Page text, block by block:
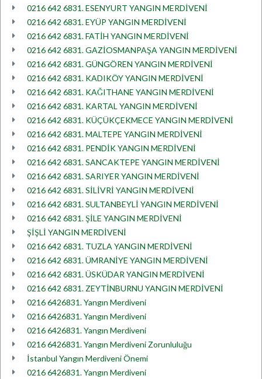
0216 642 6831. ESENYURT YANGIN MERDİVENİ
0216 642 6831. EYÜP YANGIN MERDİVENİ
0216 642 6831. FATİH YANGIN MERDİVENİ
0216 642 6831. GAZİOSMANPAŞA YANGIN MERDİVENİ
0216 642 6831. GÜNGÖREN YANGIN MERDİVENİ
0216 642 6831. KADIKÖY YANGIN MERDİVENİ
0216 642 6831. KAĞITHANE YANGIN MERDİVENİ
0216 642 6831. KARTAL YANGIN MERDİVENİ
0216 642 6831. KÜÇÜKÇEKMECE YANGIN MERDİVENİ
0216 642 6831. MALTEPE YANGIN MERDİVENİ
0216 642 6831. PENDİK YANGIN MERDİVENİ
0216 642 6831. SANCAKTEPE YANGIN MERDİVENİ
0216 642 6831. SARIYER YANGIN MERDİVENİ
0216 642 6831. SİLİVRİ YANGIN MERDİVENİ
0216 642 6831. SULTANBEYLİ YANGIN MERDİVENİ
0216 642 6831. ŞİLE YANGIN MERDİVENİ
ŞİŞLİ YANGIN MERDİVENİ
0216 642 6831. TUZLA YANGIN MERDİVENİ
0216 642 6831. ÜMRANİYE YANGIN MERDİVENİ
0216 642 6831. ÜSKÜDAR YANGIN MERDİVENİ
0216 642 6831. ZEYTİNBURNU YANGIN MERDİVENİ
0216 6426831. Yangın Merdiveni
0216 6426831. Yangın Merdiveni
0216 6426831. Yangın Merdiveni
0216 6426831. Yangın Merdiveni Zorunluluğu
İstanbul Yangın Merdiveni Önemi
0216 6426831. Yangın Merdiveni